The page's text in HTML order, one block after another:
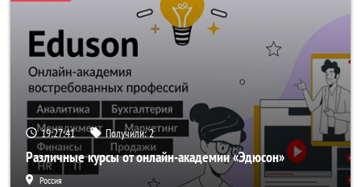
19:27:38 Получили:2
Различные курсы от онлайн-академии «Эдюсон»
Россия